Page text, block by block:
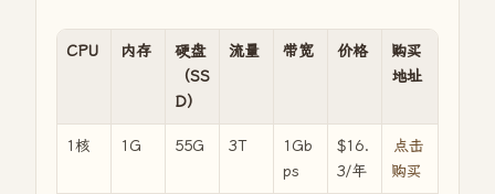
CPU 内存
硬盘
（SS
D）
流量 带宽 价格
购买
地址
1核 1G 55G 3T
1Gb
ps
$16.
3/年
点击
购买